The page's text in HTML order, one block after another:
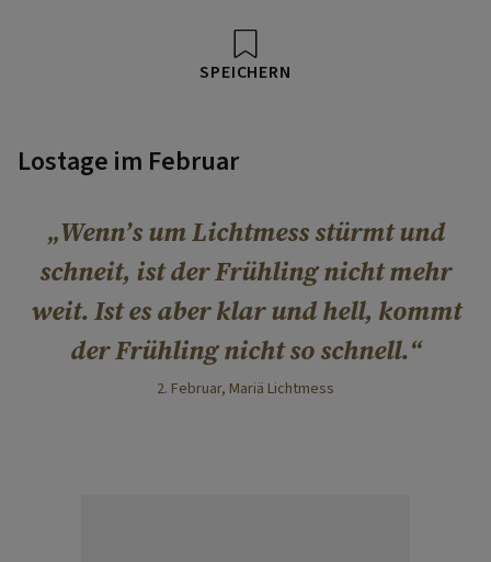
SPEICHERN
Lostage im Februar
Wenn’s um Lichtmess stürmt und
schneit, ist der Frühling nicht mehr
weit. Ist es aber klar und hell, kommt
der Frühling nicht so schnell.
2. Februar, Mariä Lichtmess